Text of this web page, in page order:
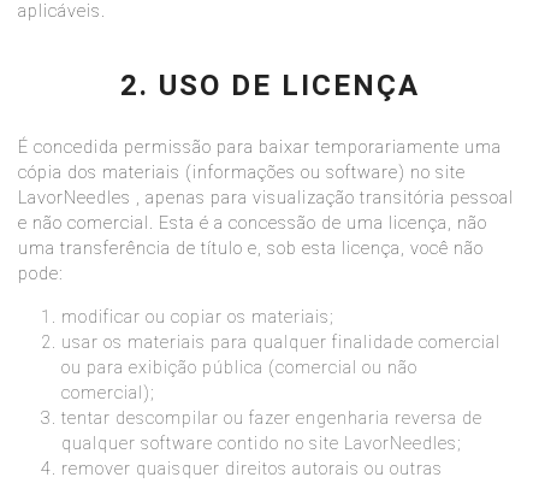
aplicáveis.
2. USO DE LICENÇA
É concedida permissão para baixar temporariamente uma
cópia dos materiais (informações ou software) no site
LavorNeedles , apenas para visualização transitória pessoal
e não comercial. Esta é a concessão de uma licença, não
uma transferência de título e, sob esta licença, você não
pode:
modificar ou copiar os materiais;
usar os materiais para qualquer finalidade comercial
ou para exibição pública (comercial ou não
comercial);
tentar descompilar ou fazer engenharia reversa de
qualquer software contido no site LavorNeedles;
remover quaisquer direitos autorais ou outras